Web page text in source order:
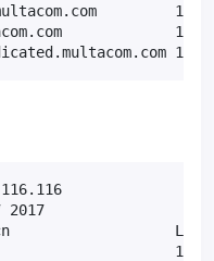
2017